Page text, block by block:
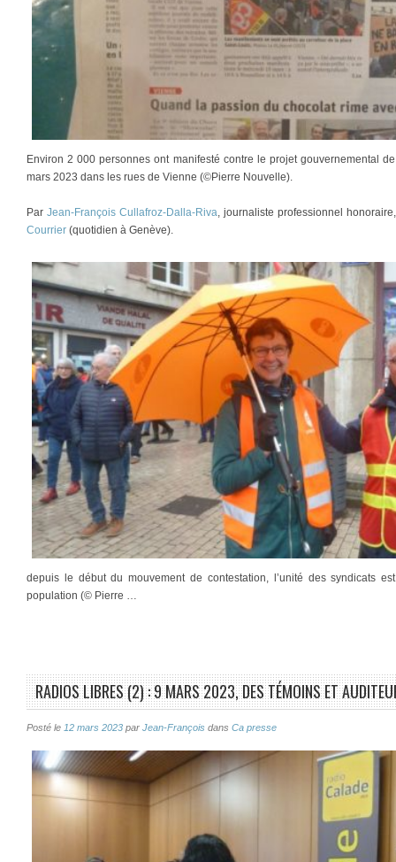
Environ 2 000 personnes ont manifesté contre le projet gouvernemental
mars 2023 dans les rues de Vienne (©Pierre Nouvelle).
Par Jean-François Cullafroz-Dalla-Riva , journaliste professionnel
Courrier (quotidien à Genève).
depuis le début du mouvement de contestation, l’unité des syndicats
population (© Pierre …
RADIOS LIBRES (2) : 9 MARS 2023, DES TÉMOINS ET
Posté le 12 mars 2023 par Jean-François dans Ca presse